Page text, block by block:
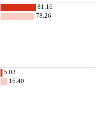
81.16
78.26
5.03
16.40